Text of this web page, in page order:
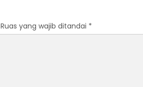
Ruas yang wajib ditandai *